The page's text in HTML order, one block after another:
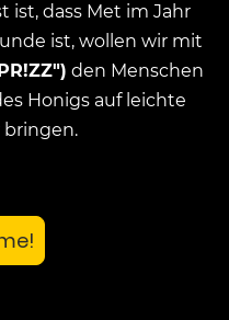
ist, dass Met im Jahr
ist, wollen wir mit
den Menschen
Honigs auf leichte
bringen.